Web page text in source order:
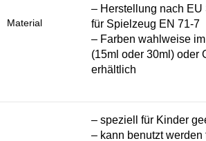
Material
– Herstellung nach EU
für Spielzeug EN 71-7
– Farben wahlweise
(15ml oder 30ml) oder
erhältlich
– speziell für Kinder
– kann benutzt werden